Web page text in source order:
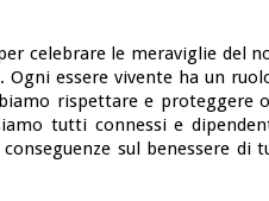
celebrare le meraviglie del
Ogni essere vivente ha un
rispettare e proteggere
tutti connessi e
sul benessere di